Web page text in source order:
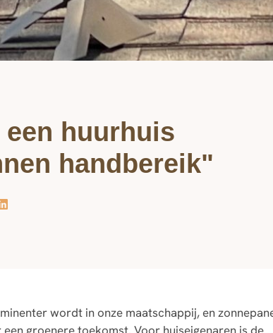
huurhuis
handbereik"
wordt in onze maatschappij, en